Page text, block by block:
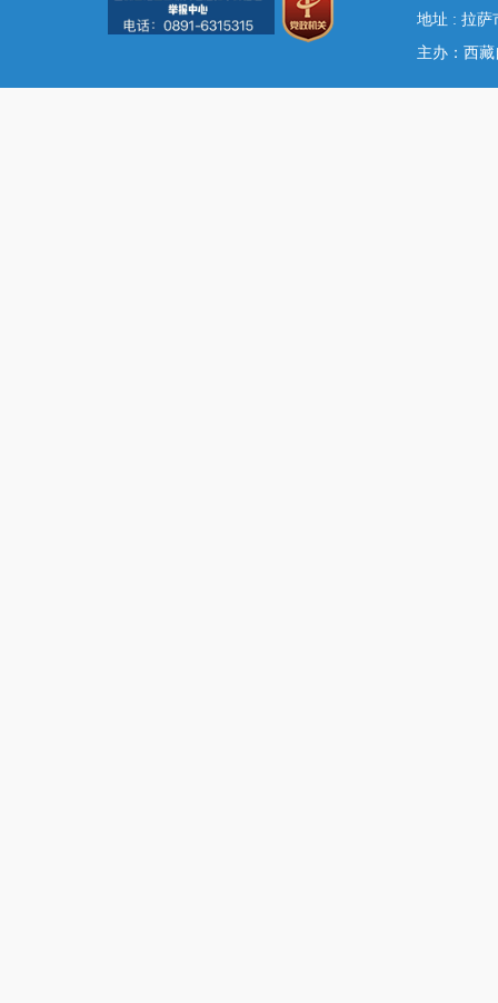
地址 : 拉
主办：西